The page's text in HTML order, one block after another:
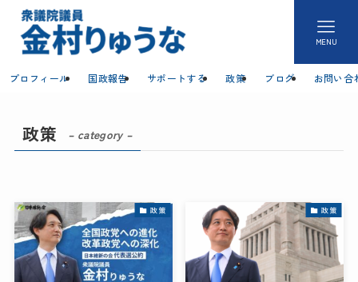
MENU
プロフィール 国政報告 サポートする 政策 ブログ お問い合
政策 – category –
政策 政策